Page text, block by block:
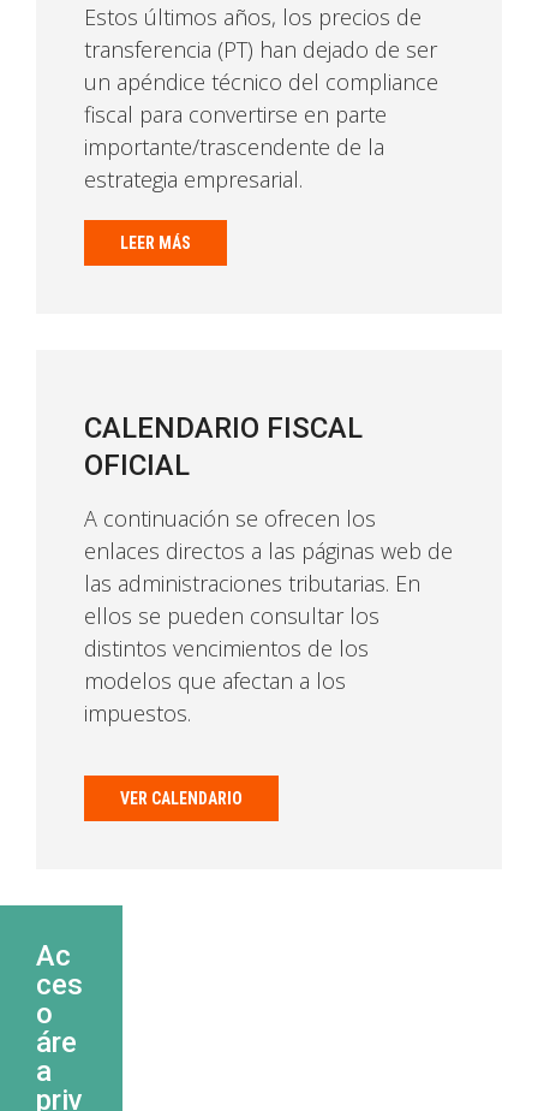
Estos últimos años, los precios de
transferencia (PT) han dejado de ser
un apéndice técnico del compliance
fiscal para convertirse en parte
importante/trascendente de la
estrategia empresarial.
LEER MÁS
CALENDARIO FISCAL
OFICIAL
A continuación se ofrecen los
enlaces directos a las páginas web de
las administraciones tributarias. En
ellos se pueden consultar los
distintos vencimientos de los
modelos que afectan a los
impuestos.
VER CALENDARIO
Ac
ces
o
áre
a
priv